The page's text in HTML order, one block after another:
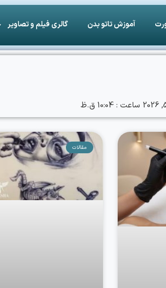
آموزش تاتو بدن گالری فیلم و تصاویر
10:04 ق.ظ
مقالات